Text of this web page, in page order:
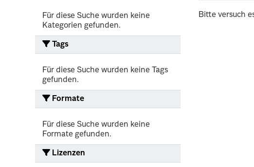
Für diese Suche wurden keine
Kategorien gefunden.
Tags
Für diese Suche wurden keine Tags
gefunden.
Formate
Für diese Suche wurden keine
Formate gefunden.
Lizenzen
Bitte versuch